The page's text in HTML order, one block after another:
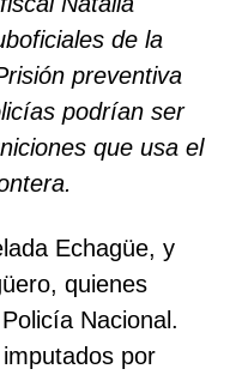
de la
preventiva
podrían ser
que usa el
Echagüe, y
quienes
Nacional.
por